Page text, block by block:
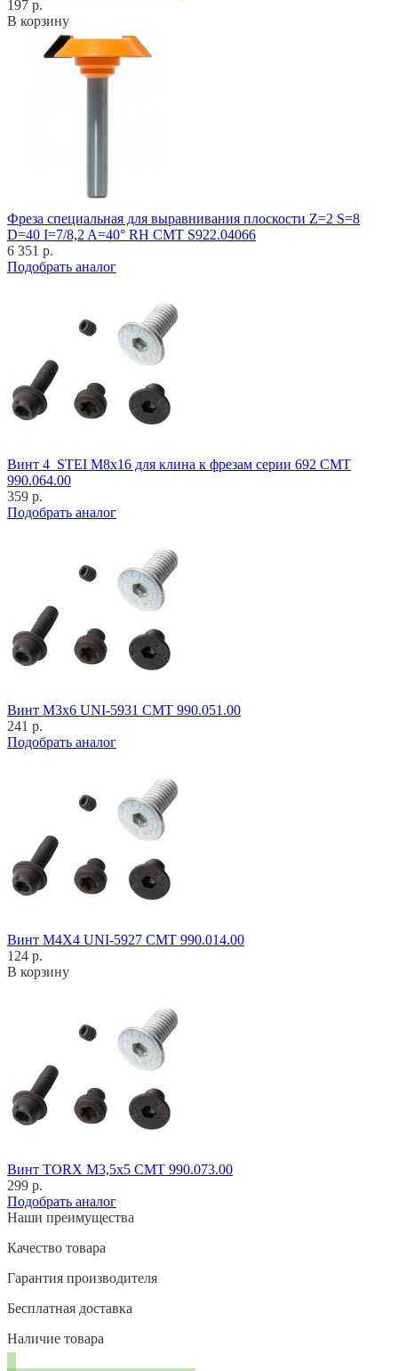
197 р.
В корзину
Фреза специальная для выравнивания плоскости Z=2 S=8
D=40 I=7/8,2 A=40° RH CMT S922.04066
6 351 р.
Подобрать аналог
Винт 4_STEI M8x16 для клина к фрезам серии 692 CMT
990.064.00
359 р.
Подобрать аналог
Винт M3x6 UNI-5931 CMT 990.051.00
241 р.
Подобрать аналог
Винт M4X4 UNI-5927 CMT 990.014.00
124 р.
В корзину
Винт TORX M3,5x5 CMT 990.073.00
299 р.
Подобрать аналог
Наши преимущества
Качество товара
Гарантия производителя
Бесплатная доставка
Наличие товара